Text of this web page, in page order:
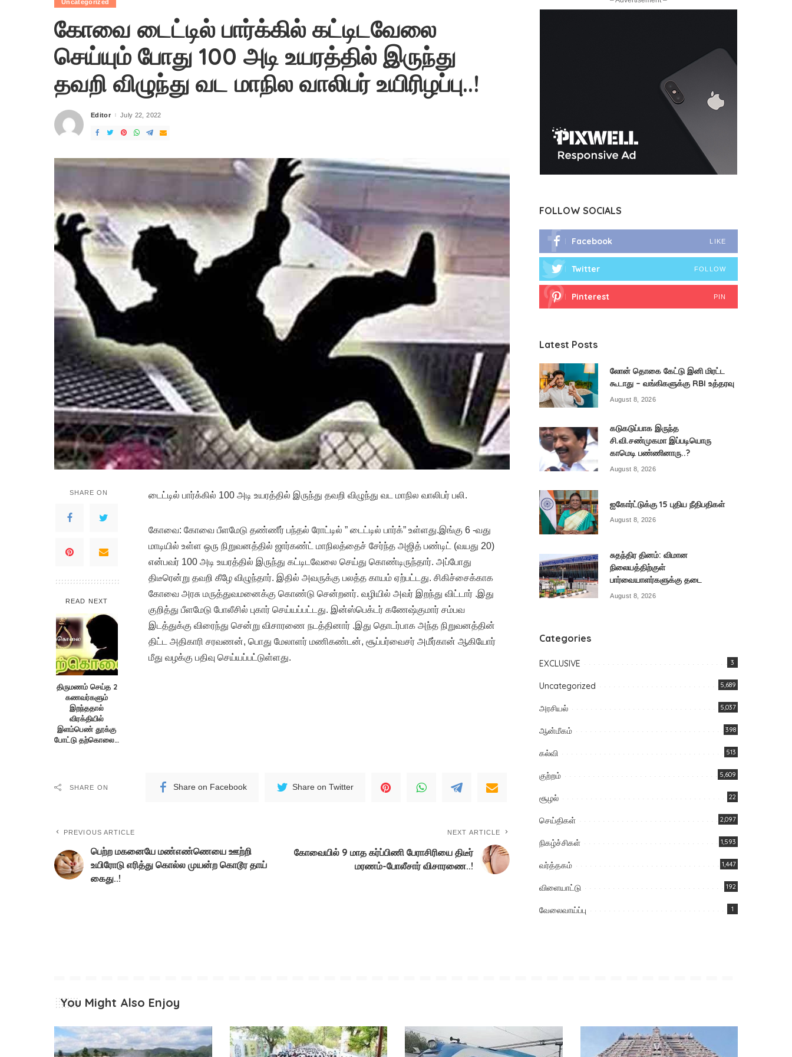
Uncategorized
கோவை டைட்டில் பார்க்கில் கட்டிடவேலை
செய்யும் போது 100 அடி உயரத்தில் இருந்து
தவறி விழுந்து வட மாநில வாலிபர் உயிரிழப்பு..!
Posted
Editor July 22, 2022
SHARE ON
READ NEXT
திருமணம் செய்த 2
கணவர்களும்
இறந்ததால்
விரக்தியில்
இளம்பெண் தூக்கு
போட்டு தற்கொலை…
டைட்டில் பார்க்கில் 100 அடி உயரத்தில் இருந்து தவறி விழுந்து வட மாநில வாலிபர் பலி.
கோவை: கோவை பீளமேடு தண்ணீர் பந்தல் ரோட்டில் ” டைட்டில் பார்க்” உள்ளது.இங்கு 6 -வது
மாடியில் உள்ள ஒரு நிறுவனத்தில் ஜார்கண்ட் மாநிலத்தைச் சேர்ந்த அஜித் பண்டிட் (வயது 20)
என்பவர் 100 அடி உயரத்தில் இருந்து கட்டிடவேலை செய்து கொண்டிருந்தார். அப்போது
திடீரென்று தவறி கீழே விழுந்தார். இதில் அவருக்கு பலத்த காயம் ஏற்பட்டது. சிகிச்சைக்காக
கோவை அரசு மருத்துவமனைக்கு கொண்டு சென்றனர். வழியில் அவர் இறந்து விட்டார் .இது
குறித்து பீளமேடு போலீசில் புகார் செய்யப்பட்டது. இன்ஸ்பெக்டர் கணேஷ்குமார் சம்பவ
இடத்துக்கு விரைந்து சென்று விசாரணை நடத்தினார் .இது தொடர்பாக அந்த நிறுவனத்தின்
திட்ட அதிகாரி சரவணன், பொது மேலாளர் மணிகண்டன், சூப்பர்வைசர் அமீர்கான் ஆகியோர்
மீது வழக்கு பதிவு செய்யப்பட்டுள்ளது.
SHARE ON Share on Facebook Share on Twitter
PREVIOUS ARTICLE
பெற்ற மகனையே மண்எண்ணெயை ஊற்றி
உயிரோடு எரித்து கொல்ல முயன்ற கொடூர தாய்
கைது..!
NEXT ARTICLE
கோவையில் 9 மாத கர்ப்பிணி பேராசிரியை திடீர்
மரணம்-போலீசார் விசாரணை..!
FOLLOW SOCIALS
Facebook LIKE
Twitter FOLLOW
Pinterest PIN
Latest Posts
லோன் தொகை கேட்டு இனி மிரட்ட
கூடாது – வங்கிகளுக்கு RBI உத்தரவு
August 8, 2026
கடுகடுப்பாக இருந்த
சி.வி.சண்முகமா இப்படியொரு
காமெடி பண்ணினாரு..?
August 8, 2026
ஐகோர்ட்டுக்கு 15 புதிய நீதிபதிகள்
August 8, 2026
சுதந்திர தினம்: விமான
நிலையத்திற்குள்
பார்வையாளர்களுக்கு தடை
August 8, 2026
Categories
EXCLUSIVE 3
Uncategorized 5,689
அரசியல் 5,037
ஆன்மீகம் 398
கல்வி 513
குற்றம் 5,609
சூழல் 22
செய்திகள் 2,097
நிகழ்ச்சிகள் 1,593
வர்த்தகம் 1,447
விளையாட்டு 192
வேலைவாய்ப்பு 1
You Might Also Enjoy